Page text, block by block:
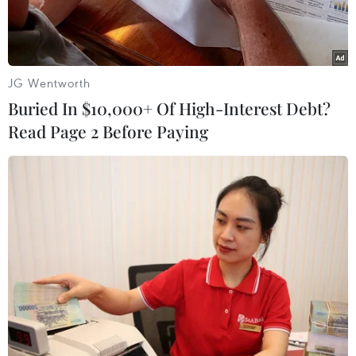
Đối tượng và tang vật vụ án. (Ảnh: TTXVN phát)
Thực hiện kế hoạch tháng cao điểm về tấn công,
trấn áp tội phạm về ma túy năm 2025, khoảng
13 giờ 15 phút ngày 11/6, Tổ công tác gồm Phòng
JG Wentworth
Buried In $10,000+ Of High-Interest Debt?
Read Page 2 Before Paying